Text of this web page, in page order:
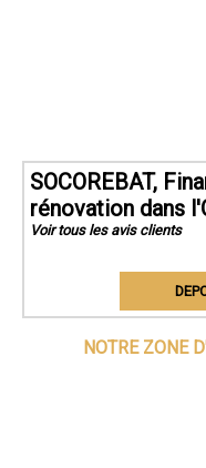
SOCOREBAT,
rénovation dans
Voir tous les avis clients
NOTRE ZONE